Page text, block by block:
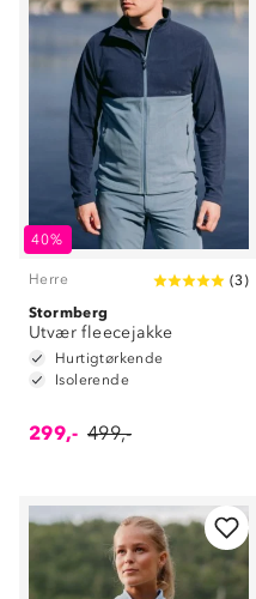
40%
Herre (3)
Stormberg
Utvær fleecejakke
Hurtigtørkende
Isolerende
299,- 499,-